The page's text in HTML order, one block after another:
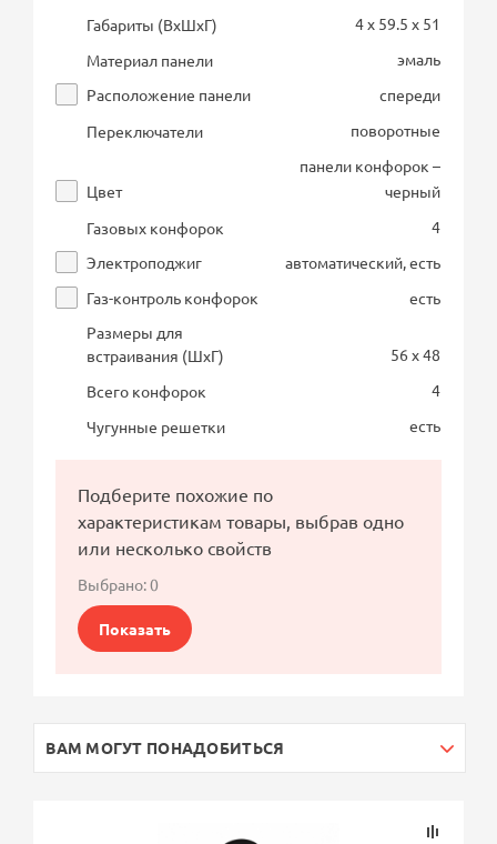
Габариты (ВхШхГ)
4 x 59.5 x 51
Материал панели
эмаль
Расположение панели
спереди
Переключатели
поворотные
Цвет
панели конфорок –
черный
Газовых конфорок
4
Электроподжиг
автоматический, есть
Газ-контроль конфорок
есть
Размеры для
встраивания (ШхГ)
56 x 48
Всего конфорок
4
Чугунные решетки
есть
Подберите похожие по
характеристикам товары, выбрав одно
или несколько свойств
Выбрано:0
Показать
ВАМ МОГУТ ПОНАДОБИТЬСЯ